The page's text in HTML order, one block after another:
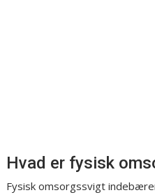
Hvad er fysisk
Fysisk omsorgssvigt